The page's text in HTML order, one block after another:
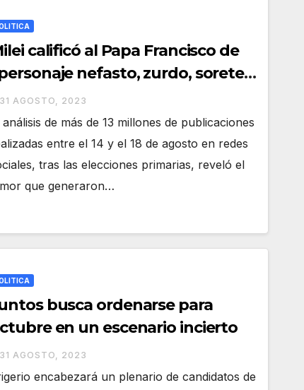
calificó al Papa Francisco de
nefasto, zurdo, sorete
cagado”
31 AGOSTO, 2023
análisis de más de 13 millones de publicaciones
entre el 14 y el 18 de agosto en redes
tras las elecciones primarias, reveló el
que generaron…
busca ordenarse para
en un escenario incierto
31 AGOSTO, 2023
encabezará un plenario de candidatos de